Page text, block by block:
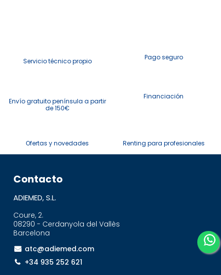
Servicio técnico propio Pago seguro
Envío gratuito península a partir
de 150€
Financiación
Ofertas y novedades Renting para profesionales
Contacto
ADIEMED, S.L.
Coure, 2.
08290 - Cerdanyola del Vallès
Barcelona
atc@adiemed.com
+34 935 252 621